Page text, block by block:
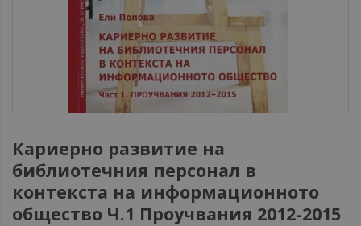
Кариерно развитие на
библиотечния персонал в
контекста на информационното
общество Ч.1 Проучвания 2012-2015